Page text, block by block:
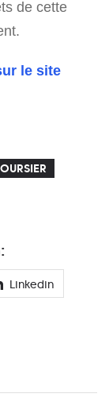
de cette
le site
Linkedin